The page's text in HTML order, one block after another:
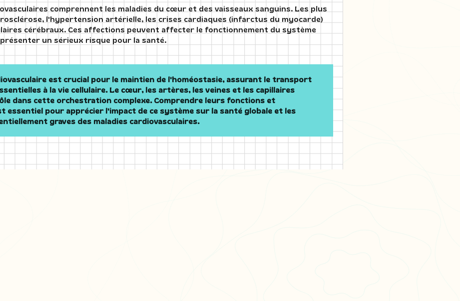
comprennent les maladies du cœur et des vaisseaux sanguins. Les plus
l'hypertension artérielle, les crises cardiaques (infarctus du myocarde)
cérébraux. Ces affections peuvent affecter le fonctionnement du système
un sérieux risque pour la santé.
est crucial pour le maintien de l'homéostasie, assurant le transport
à la vie cellulaire. Le cœur, les artères, les veines et les capillaires
dans cette orchestration complexe. Comprendre leurs fonctions et
essentiel pour apprécier l'impact de ce système sur la santé globale et les
graves des maladies cardiovasculaires.